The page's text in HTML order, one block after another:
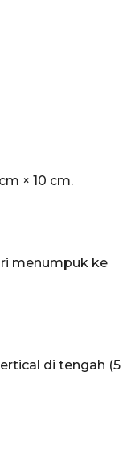
× 10 cm.
menumpuk ke
di tengah (5